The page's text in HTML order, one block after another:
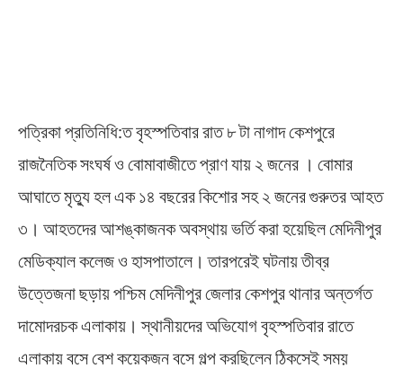
পত্রিকা প্রতিনিধি:ত বৃহস্পতিবার রাত ৮ টা নাগাদ কেশপুরে
রাজনৈতিক সংঘর্ষ ও বোমাবাজীতে প্রাণ যায় ২ জনের । বোমার
আঘাতে মৃত্যু হল এক ১৪ বছরের কিশোর সহ ২ জনের গুরুতর আহত
৩। আহতদের আশঙ্কাজনক অবস্থায় ভর্তি করা হয়েছিল মেদিনীপুর
মেডিক্যাল কলেজ ও হাসপাতালে। তারপরেই ঘটনায় তীব্র
উত্তেজনা ছড়ায় পশ্চিম মেদিনীপুর জেলার কেশপুর থানার অন্তর্গত
দামোদরচক এলাকায়। স্থানীয়দের অভিযোগ বৃহস্পতিবার রাতে
এলাকায় বসে বেশ কয়েকজন বসে গল্প করছিলেন ঠিকসেই সময়